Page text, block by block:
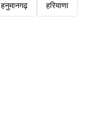
हनुमानगढ़ हरियाणा